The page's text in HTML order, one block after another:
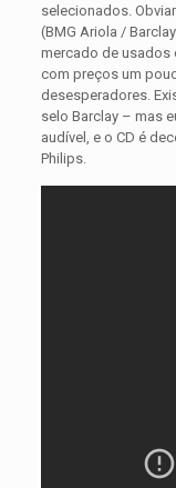
selecionados.
(BMG Ariola /
mercado de usados
com preços um
desesperadores.
selo Barclay – mas
audível, e o CD é
Philips.